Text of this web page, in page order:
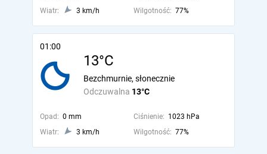
Wiatr:
3 km/h Wilgotność: 77%
01:00
13°C
Odczuwalna 13°C
Bezchmurnie, słonecznie
Opad: 0 mm Ciśnienie: 1023 hPa
Wiatr:
3 km/h Wilgotność: 77%